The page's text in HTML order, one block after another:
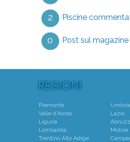
2 Piscine
0 Post sul magazine
Piemonte
Valle d'Aosta
Liguria
Lombardia
Trentino Alto Adige
Umbria
Lazio
Molise